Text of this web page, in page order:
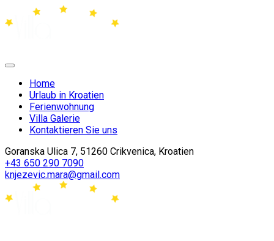
Home
Urlaub in Kroatien
Ferienwohnung
Villa Galerie
Kontaktieren Sie uns
Goranska Ulica 7, 51260 Crikvenica, Kroatien
+43 650 290 7090
knjezevic.mara@gmail.com